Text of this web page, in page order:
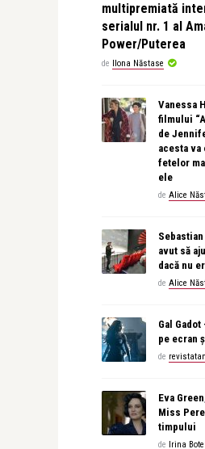
multipremiată
serialul nr. 1 al
Power/Puterea
de Ilona Năstase
Vanessa
filmului
de
acesta
fetelor
ele
de Alice
Sebastian
avut să
dacă nu
de Alice
Gal
pe ecran
de
Eva
Miss
timpului
de Irina